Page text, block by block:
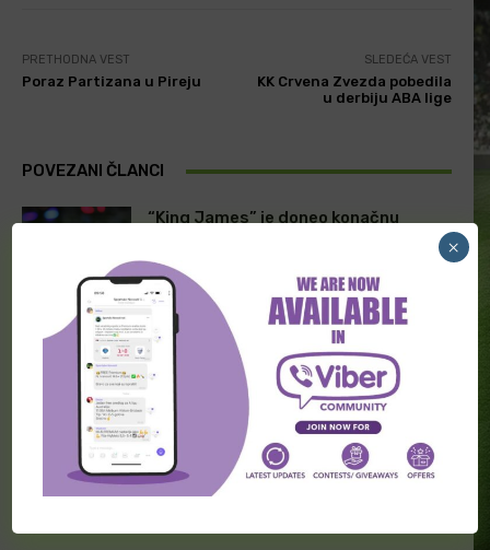
PRETHODNA VEST
Poraz Partizana u Pireju
SLEDEĆA VEST
KK Crvena Zvezda pobedila
u derbiju ABA lige
POVEZANI ČLANCI
“King James” je doneo konačnu
Imamo sve grupe u Eurokupu
“Orlovi” uverljivi protiv BiH
×